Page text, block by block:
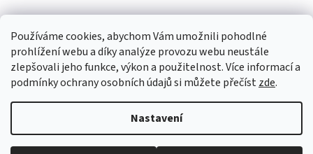
Používáme cookies, abychom Vám umožnili pohodlné
prohlížení webu a díky analýze provozu webu neustále
zlepšovali jeho funkce, výkon a použitelnost. Více informací a
podmínky ochrany osobních údajů si můžete přečístzde.
Nastavení
EN-filmy.cz CD-Soundtrack.cz
Vytvořil Shoptet
Copyright 2026CD-hudba.cz. Všechna práva vyhrazena.Upravit